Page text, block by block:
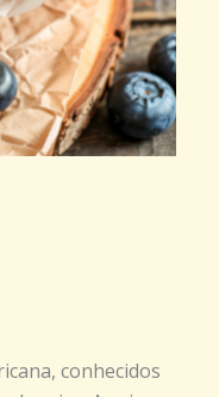
conhecidos